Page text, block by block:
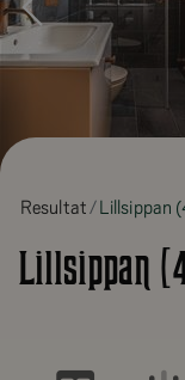
Resultat Lillsippan
Lillsippan